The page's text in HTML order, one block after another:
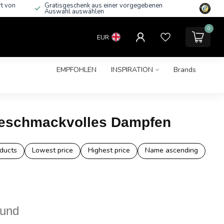
von Gratisgeschenk aus einer vorgegebenen
Auswahl auswählen
EUR
0
EMPFOHLEN INSPIRATION
Brands
Dampfen
Lowest price Highest price
Name ascending